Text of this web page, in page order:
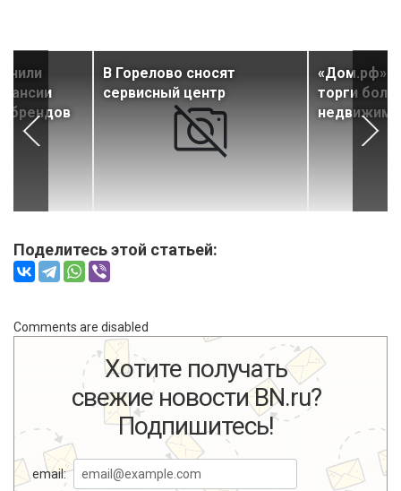
брендов
В Горелово сносят
сервисный центр
«Дом.рф»
торги
Поделитесь этой статьей:
Comments are disabled
Хотите получать
свежие новости BN.ru?
Подпишитесь!
email: